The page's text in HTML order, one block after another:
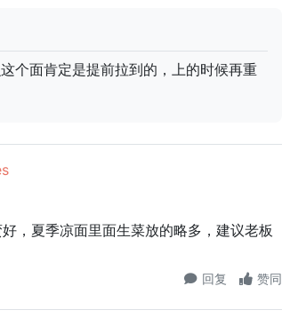
个面肯定是提前拉到的，上的时候再重
，夏季凉面里面生菜放的略多，建议老板
回复 赞同